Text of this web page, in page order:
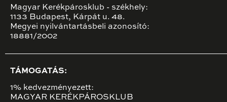
Magyar Kerékpárosklub - székhely:
1133 Budapest, Kárpát u. 48.
Megyei nyilvántartásbeli azonosító:
18881/2002
TÁMOGATÁS:
1% kedvezményezett:
MAGYAR KERÉKPÁROSKLUB